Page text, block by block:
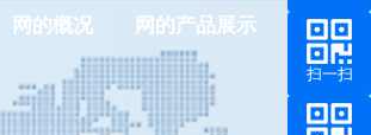
网的概况 网的产品展示
扫一扫